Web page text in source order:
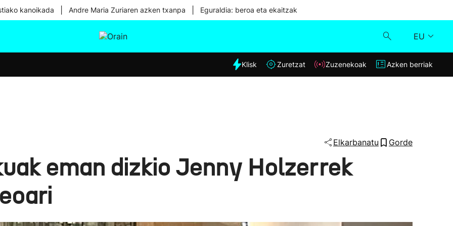
kanoikada Andre Maria Zuriaren azken txanpa Eguraldia: beroa eta ekaitzak
EU
Eguraldia
Klisk
Klisk Zuretzat Zuzenekoak Azken berriak
Elkarbanatu Gorde
eman dizkio Jenny Holzerrek